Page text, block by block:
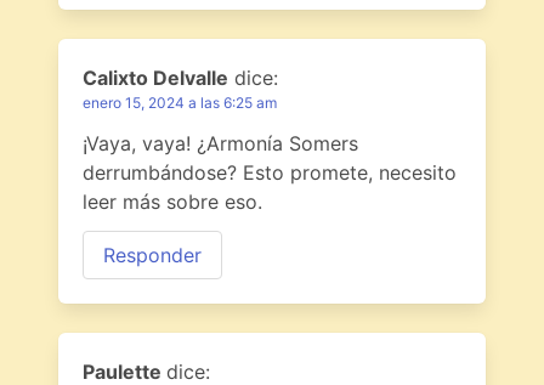
Calixto Delvalle dice:
enero 15, 2024 a las 6:25 am
¡Vaya, vaya! ¿Armonía Somers
derrumbándose? Esto promete, necesito
leer más sobre eso.
Responder
Paulette dice: